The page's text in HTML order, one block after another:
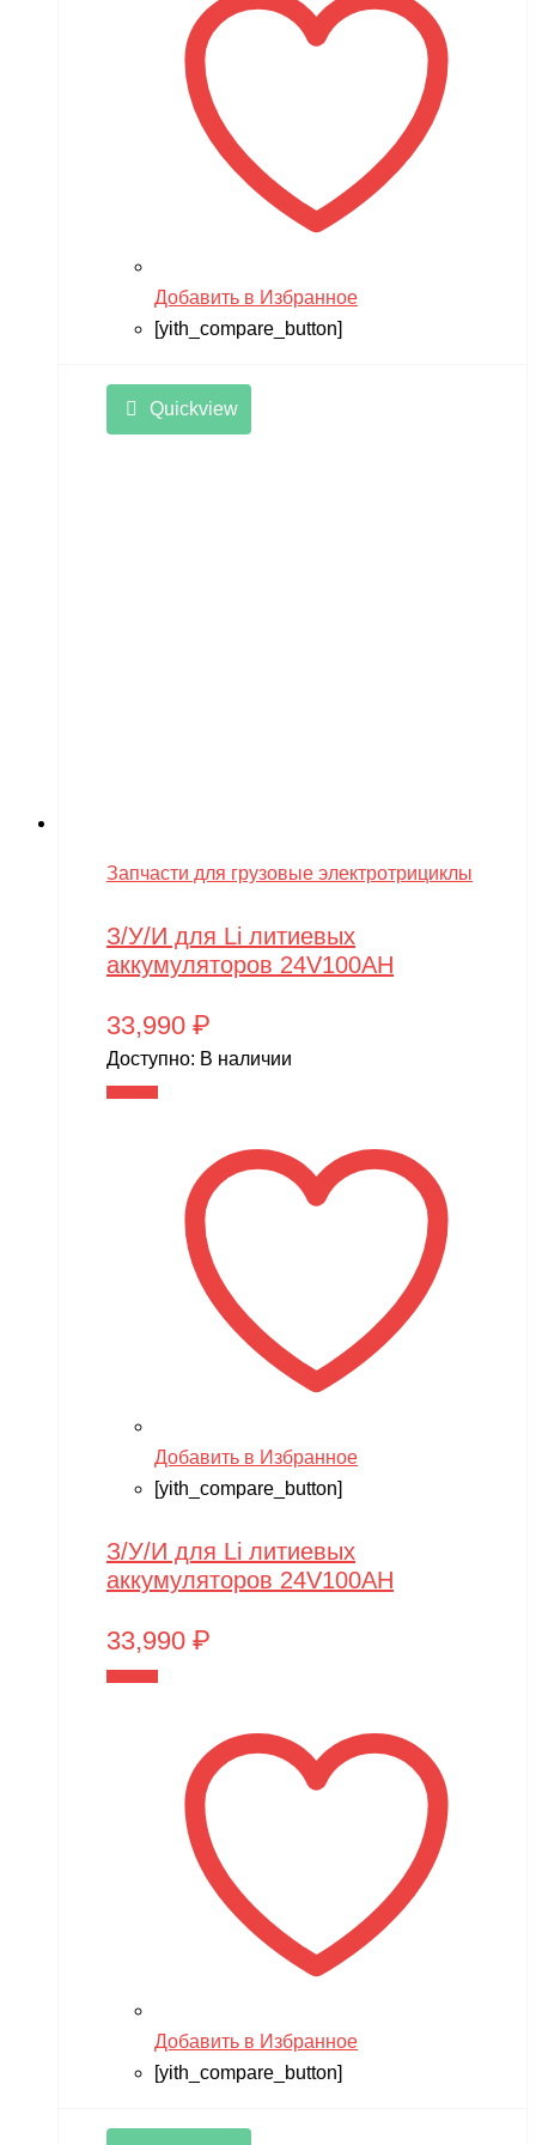
Добавить в Избранное
[yith_compare_button]
Quickview
Запчасти для грузовые электротрициклы
З/У/И для Li литиевых
аккумуляторов 24V100AH
33,990 ₽
Доступно: В наличии
Добавить в Избранное
[yith_compare_button]
З/У/И для Li литиевых
аккумуляторов 24V100AH
33,990 ₽
Добавить в Избранное
[yith_compare_button]